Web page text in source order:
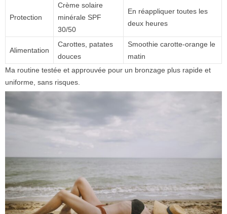
Protection
Crème solaire
minérale SPF
30/50
En réappliquer toutes les
deux heures
Alimentation
Carottes, patates
douces
Smoothie carotte-orange le
matin
Ma routine testée et approuvée pour un bronzage plus rapide et
uniforme, sans risques.